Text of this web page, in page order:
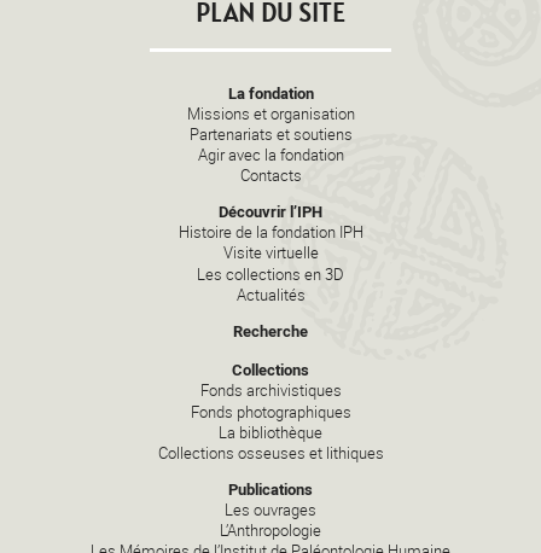
PLAN DU SITE
La fondation
Missions et organisation
Partenariats et soutiens
Agir avec la fondation
Contacts
Découvrir l’IPH
Histoire de la fondation IPH
Visite virtuelle
Les collections en 3D
Actualités
Recherche
Collections
Fonds archivistiques
Fonds photographiques
La bibliothèque
Collections osseuses et lithiques
Publications
Les ouvrages
L’Anthropologie